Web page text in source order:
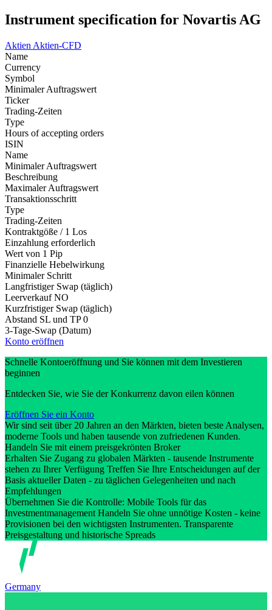
Instrument specification for Novartis AG
Aktien Aktien-CFD
Name
Currency
Symbol
Minimaler Auftragswert
Ticker
Trading-Zeiten
Type
Hours of accepting orders
ISIN
Name
Minimaler Auftragswert
Beschreibung
Maximaler Auftragswert
Transaktionsschritt
Type
Trading-Zeiten
Kontraktgöße / 1 Los
Einzahlung erforderlich
Wert von 1 Pip
Finanzielle Hebelwirkung
Minimaler Schritt
Langfristiger Swap (täglich)
Leerverkauf NO
Kurzfristiger Swap (täglich)
Abstand SL und TP 0
3-Tage-Swap (Datum)
Konto eröffnen
Schnelle Kontoeröffnung und Sie können mit dem Investieren
beginnen
Entdecken Sie, wie Sie der Konkurrenz davon eilen können
Eröffnen Sie ein Konto
Wir sind seit über 20 Jahren an den Märkten, bieten beste Analysen,
moderne Tools und haben tausende von zufriedenen Kunden.
Handeln Sie mit einem preisgekrönten Broker
Erhalten Sie Zugang zu globalen Märkten - tausende Instrumente
stehen zu Ihrer Verfügung Treffen Sie Ihre Entscheidungen auf der
Basis aktueller Daten - zu täglichen Gelegenheiten und nach
Empfehlungen
Übernehmen Sie die Kontrolle: Mobile Tools für das
Investmentmanagement Handeln Sie ohne unnötige Kosten - keine
Provisionen bei den wichtigsten Instrumenten. Transparente
Preisgestaltung und historische Spreads
Germany